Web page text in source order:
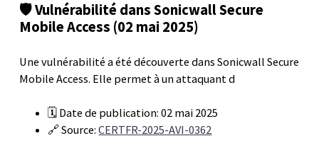
🛡️ Vulnérabilité dans Sonicwall Secure
Mobile Access (02 mai 2025)
Une vulnérabilité a été découverte dans Sonicwall Secure
Mobile Access. Elle permet à un attaquant d
🗓️ Date de publication: 02 mai 2025
🔗 Source:CERTFR-2025-AVI-0362